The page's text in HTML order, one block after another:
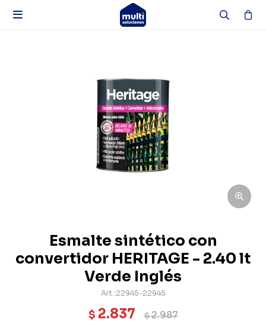

Esmalte sintético con
convertidor HERITAGE - 2.40 lt
Verde Inglés
22945-22945
$ 2.837 $2.987